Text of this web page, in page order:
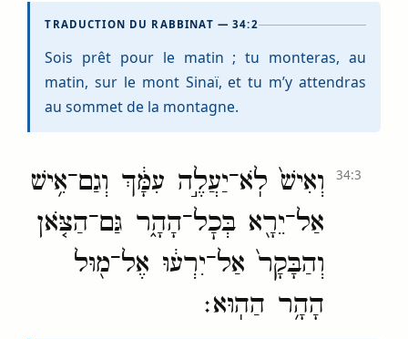
TRADUCTION DU RABBINAT — 34:2
Sois prêt pour le matin ; tu monteras, au
matin, sur le mont Sinaï, et tu m’y attendras
au sommet de la montagne.
וְאִישׁ֙ לֹֽא־יַעֲלֶ֣ה עִמָּ֔ךְ וְגַם־אִ֥ישׁ
אַל־יֵרָ֖א בְּכׇל־הָהָ֑ר גַּם־הַצֹּ֤אן
וְהַבָּקָר֙ אַל־יִרְע֔וּ אֶל־מ֖וּל
הָהָ֥ר הַהֽוּא׃
34:3